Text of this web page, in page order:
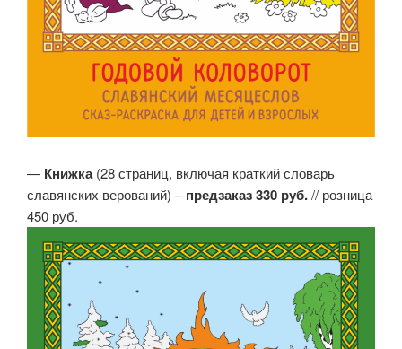
— Книжка(28 страниц, включая краткий словарь
славянских верований) –предзаказ 330 руб.// розница
450 руб.